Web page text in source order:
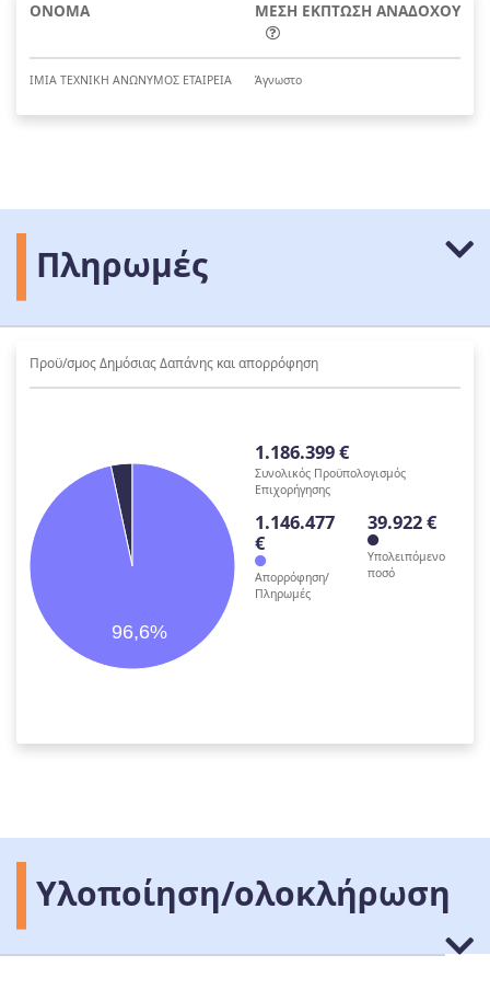
ΟΝΟΜΑ ΜΕΣΗ ΕΚΠΤΩΣΗ ΑΝΑΔΟΧΟΥ
ΙΜΙΑ ΤΕΧΝΙΚΗ ΑΝΩΝΥΜΟΣ ΕΤΑΙΡΕΙΑ Άγνωστο
Πληρωμές
Προϋ/σμος Δημόσιας Δαπάνης και απορρόφηση
96,6%
1.186.399 €
Συνολικός Προϋπολογισμός
Επιχορήγησης
1.146.477
€
Απορρόφηση/
Πληρωμές
39.922 €
Υπολειπόμενο
ποσό
Υλοποίηση/ολοκλήρωση